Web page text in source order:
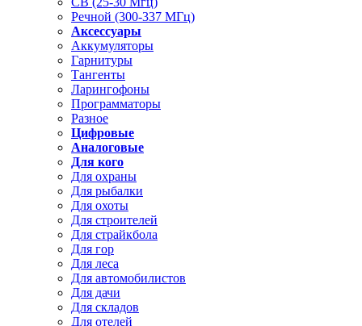
Речной (300-337 МГц)
Аксессуары
Аккумуляторы
Гарнитуры
Тангенты
Ларингофоны
Программаторы
Разное
Цифровые
Аналоговые
Для кого
Для охраны
Для рыбалки
Для охоты
Для строителей
Для страйкбола
Для гор
Для леса
Для автомобилистов
Для дачи
Для складов
Для отелей